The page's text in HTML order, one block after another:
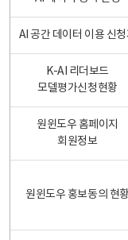
AI 공간 데이터 이용 신
K-AI 리더보드
모델평가신청현황
원윈도우 홈페이지
회원정보
원윈도우 홍보동의 현황